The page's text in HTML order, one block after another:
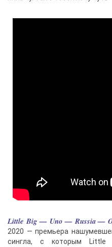
Little Big — Uno — Russia —
2020 — премьера
сингла, с которым Little